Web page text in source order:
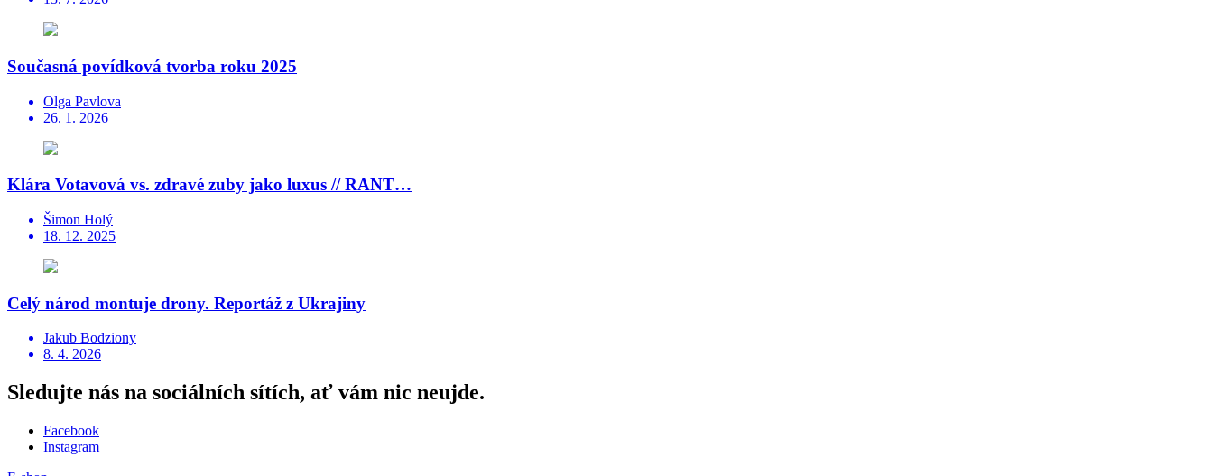
Současná povídková tvorba roku 2025
Olga Pavlova
26. 1. 2026
Klára Votavová vs. zdravé zuby jako luxus // RANT…
Šimon Holý
18. 12. 2025
Celý národ montuje drony. Reportáž z Ukrajiny
Jakub Bodziony
8. 4. 2026
Sledujte nás na sociálních sítích, ať vám nic neujde.
Facebook
Instagram